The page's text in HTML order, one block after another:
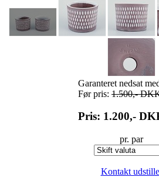
Garanteret nedsat
Før pris: 1.500,-
Pris: 1.200,-
pr. par
Kontakt